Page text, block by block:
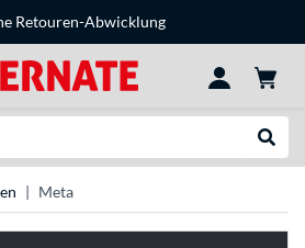
Retouren-Abwicklung
Meta